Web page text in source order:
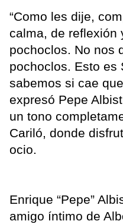
“Como les dije,
calma, de reflexión
pochoclos. No nos
pochoclos. Esto es
sabemos si cae
expresó Pepe
un tono
Cariló, donde
ocio.
Enrique “Pepe”
amigo íntimo de